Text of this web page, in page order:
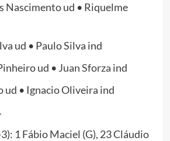
Nascimento ud • Riquelme
ud • Paulo Silva ind
ud • Juan Sforza ind
ud • Ignacio Oliveira ind
1 Fábio Maciel (G), 23 Cláudio